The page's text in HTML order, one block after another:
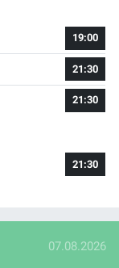
19:00
21:30
21:30
21:30
07.08.2026